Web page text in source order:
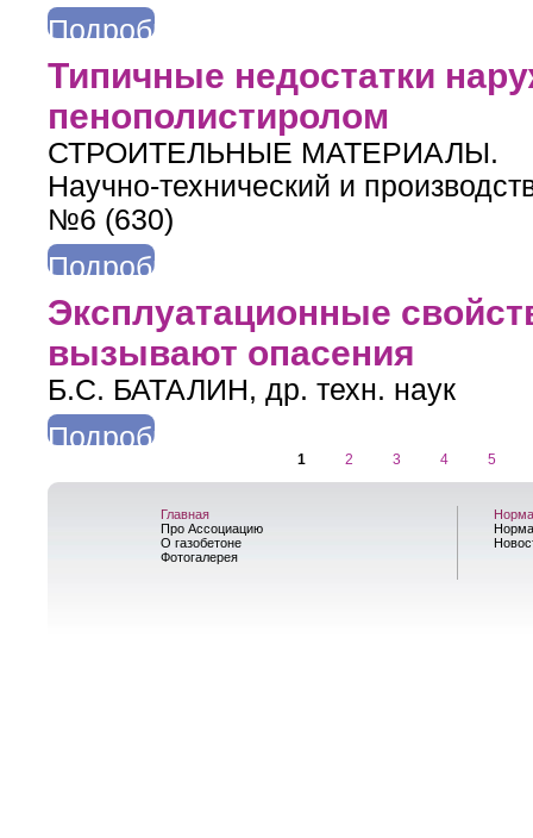
Подробнее
Типичные недостатки
пенополистиролом
СТРОИТЕЛЬНЫЕ МАТЕРИАЛЫ.
Научно-технический и
№6 (630)
Подробнее
Эксплуатационные
вызывают опасения
Б.С. БАТАЛИН, др. техн. наук
Подробнее
о Эксплуатационные свойства пенополистирола вызывают
1 2 3 4 5
Главная
Про Ассоциацию
О газобетоне
Фотогалерея